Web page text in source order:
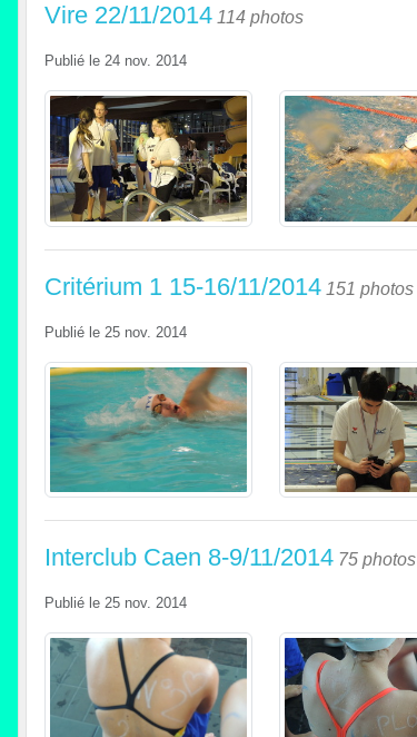
Vire 22/11/2014 114 photos
Publié le 24 nov. 2014
Critérium 1 15-16/11/2014 151 photos
Publié le 25 nov. 2014
Interclub Caen 8-9/11/2014 75 photos
Publié le 25 nov. 2014